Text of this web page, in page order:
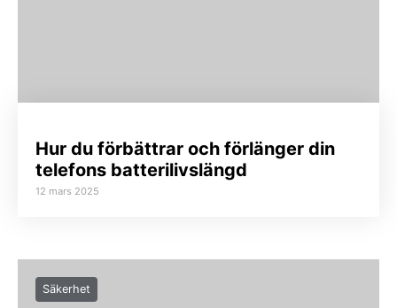
Hur du förbättrar och förlänger din
telefons batterilivslängd
12 mars 2025
Säkerhet